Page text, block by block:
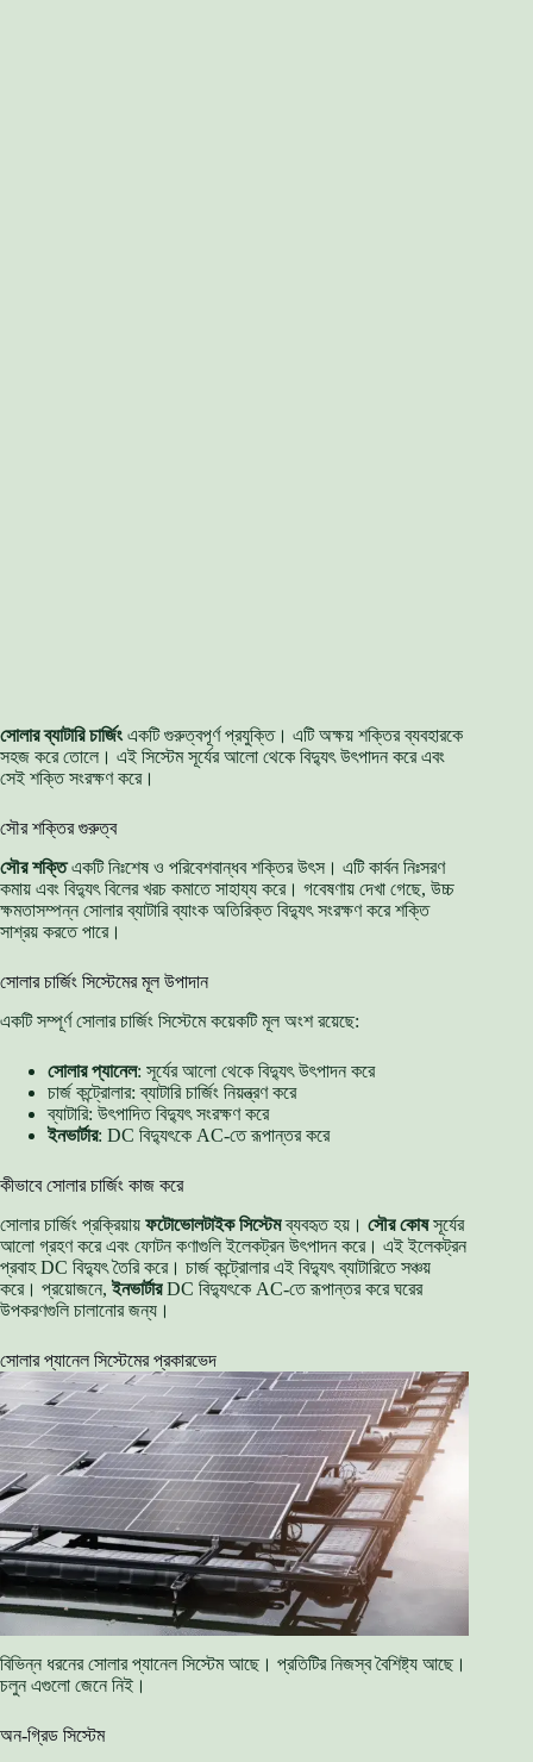
সোলার ব্যাটারি চার্জিংএকটি গুরুত্বপূর্ণ প্রযুক্তি। এটি অক্ষয় শক্তির ব্যবহারকে
সহজ করে তোলে। এই সিস্টেম সূর্যের আলো থেকে বিদ্যুৎ উৎপাদন করে এবং
সেই শক্তি সংরক্ষণ করে।
সৌর শক্তির গুরুত্ব
সৌর শক্তিএকটি নিঃশেষ ও পরিবেশবান্ধব শক্তির উৎস। এটি কার্বন নিঃসরণ
কমায় এবং বিদ্যুৎ বিলের খরচ কমাতে সাহায্য করে। গবেষণায় দেখা গেছে, উচ্চ
ক্ষমতাসম্পন্ন সোলার ব্যাটারি ব্যাংক অতিরিক্ত বিদ্যুৎ সংরক্ষণ করে শক্তি
সাশ্রয় করতে পারে।
সোলার চার্জিং সিস্টেমের মূল উপাদান
একটি সম্পূর্ণ সোলার চার্জিং সিস্টেমে কয়েকটি মূল অংশ রয়েছে:
সোলার প্যানেল: সূর্যের আলো থেকে বিদ্যুৎ উৎপাদন করে
চার্জ কন্ট্রোলার: ব্যাটারি চার্জিং নিয়ন্ত্রণ করে
ব্যাটারি: উৎপাদিত বিদ্যুৎ সংরক্ষণ করে
ইনভার্টার: DC বিদ্যুৎকে AC-তে রূপান্তর করে
কীভাবে সোলার চার্জিং কাজ করে
সোলার চার্জিং প্রক্রিয়ায় ফটোভোলটাইক সিস্টেমব্যবহৃত হয়। সৌর কোষসূর্যের
আলো গ্রহণ করে এবং ফোটন কণাগুলি ইলেকট্রন উৎপাদন করে। এই ইলেকট্রন
প্রবাহ DC বিদ্যুৎ তৈরি করে। চার্জ কন্ট্রোলার এই বিদ্যুৎ ব্যাটারিতে সঞ্চয়
করে। প্রয়োজনে,ইনভার্টারDC বিদ্যুৎকে AC-তে রূপান্তর করে ঘরের
উপকরণগুলি চালানোর জন্য।
সোলার প্যানেল সিস্টেমের প্রকারভেদ
বিভিন্ন ধরনের সোলার প্যানেল সিস্টেম আছে। প্রতিটির নিজস্ব বৈশিষ্ট্য আছে।
চলুন এগুলো জেনে নিই।
অন-গ্রিড সিস্টেম